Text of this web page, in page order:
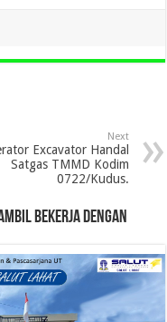
Next
Excavator Handal
Satgas TMMD Kodim
0722/Kudus.
BEKERJA DENGAN